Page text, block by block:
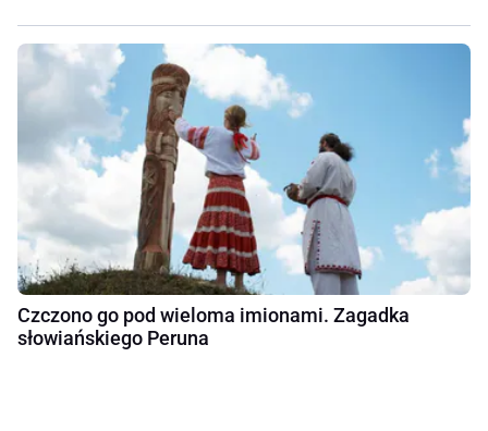
Czczono go pod wieloma imionami. Zagadka
słowiańskiego Peruna